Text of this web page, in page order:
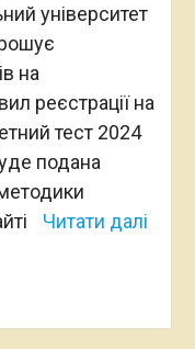
університет
на
реєстрації на
тест 2024
подана
Читати далі